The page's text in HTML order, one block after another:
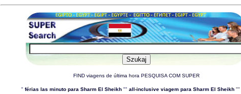
FIND viagens de última hora PESQUISA COM SUPER
" férias las minuto para Sharm El Sheikh "" all-inclusive viagem para Sharm El Sheikh ""